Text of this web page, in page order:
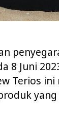
8 Juni
Terios